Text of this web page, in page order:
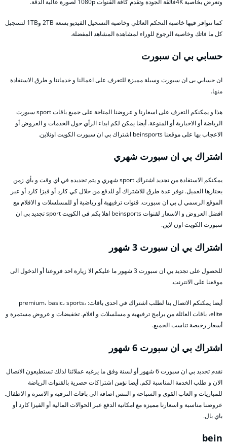
كما تتوافر فيها خاصية التحكم العائلي وخاصية التسجيل الفيديو بسعة 2TB و1TB لتسجيل
كل ما فاتك وخاصية الرجوع للوراء لمشاهدة المشاهد المفضلة.
حسابي بي ان سبورت
ان حسابي بى ان سبورت وسيلة مميزة للتعرف على اعمالنا و خدماتنا و طرق الاستفادة
منها.
هذا و يمكنكم التعرف على اسعارنا و عروضنا المتاحة على جميع باقات sport سبورت
الرياضة أو الاخبارية أو المنوعة. أيضا يمكن لكم ابداء الرأي حول الخدمات و العروض أو
الاعجاب بها على موقعنا beinsports اشتراك بي ان سبورت الكويت اونلاين.
اشتراك بي ان سبورت شهري
يمكنكم الاستفادة من تجديد اشتراك sport شهري و يتم تجديده في اي وقت و بأي زمن
يختارها العميل. نوفر عدة طرق للاشتراك أو للدفع من خلال كي كارد أو فيزا كارد أو عبر
الموقع الرسمي ل بي ان سبورت. قنوات ترفيهية أو رياضية أو للمسلسلات و الافلام مع
افضل العروض و الاسعار لقنوات beinsports اهلا بكم في الكويت sport تجديد بي ان
سبورت الكويت اون لاين.
اشتراك بي ان سبورت 3 شهور
للحصول على تجديد بي ان سبورت 3 شهور ما عليكم الا زيارة احد فروعنا أو الدخول الى
موقعنا على الانترنت.
أيضا يمكنكم الاتصال بنا لطلب اشتراك في احدى باقات: premium، basic، sports،
elite، باقات العائلة من برامج ترفيهية و مسلسلات و افلام. تخفيضات و عروض مستمرة و
أسعار رخيصة تناسب الجميع.
اشتراك بي ان سبورت 6 شهور
نقدم تجديد بي ان سبورت 6 شهور أو لسنة وفق ما يرغبه عملائنا لذلك تستطيعون الاتصال
الان و طلب الخدمة المناسبة لكم. أيضا نؤمن اشتراكات حصرية بالقنوات الرياضة
للمباريات و العاب القوى و السباحة و التنس اضافة الى باقات الترفيه و الاسرة و الاطفال.
عروضنا مناسبة و اسعارنا مميزة مع امكانية الدفع عبر الحوالات المالية أو الفيزا كارد أو
باي بال.
bein